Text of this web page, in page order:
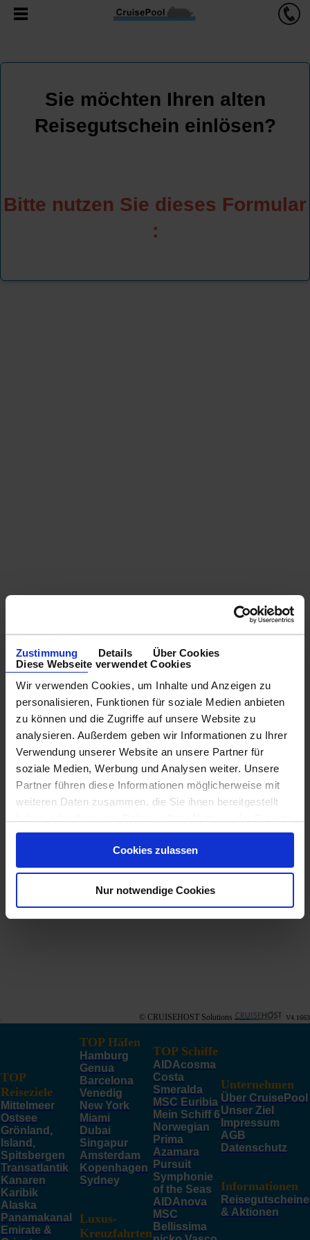
Zustimmung Details
Über Cookies
Diese Webseite verwendet Cookies
Wir verwenden Cookies, um Inhalte und Anzeigen zu
personalisieren, Funktionen für soziale Medien anbieten
zu können und die Zugriffe auf unsere Website zu
analysieren. Außerdem geben wir Informationen zu Ihrer
Verwendung unserer Website an unsere Partner für
soziale Medien, Werbung und Analysen weiter. Unsere
Partner führen diese Informationen möglicherweise mit
weiteren Daten zusammen, die Sie ihnen bereitgestellt
gesammelt haben.
Cookies zulassen
Nur notwendige Cookies
Sie möchten Ihren alten
Reisegutschein einlösen?
Bitte nutzen Sie dieses Formular
:
© CRUISEHOST Solutions V4.1663
TOP
Reiseziele
Mittelmeer
Ostsee
Grönland,
Island,
Spitsbergen
Transatlantik
Kanaren
Karibik
Alaska
Panamakanal
Emirate &
TOP Häfen
Hamburg
Genua
Barcelona
Venedig
New York
Miami
Dubai
Singapur
Amsterdam
Kopenhagen
Sydney
Luxus-
Kreuzfahrten
TOP Schiffe
AIDAcosma
Costa
Smeralda
MSC Euribia
Mein Schiff 6
Norwegian
Prima
Azamara
Pursuit
Symphonie
of the Seas
AIDAnova
MSC
Bellissima
Unternehmen
Über CruisePool
Unser Ziel
Impressum
AGB
Datenschutz
Informationen
Reisegutscheine
& Aktionen